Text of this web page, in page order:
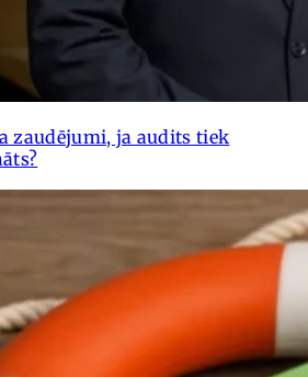
zaudējumi, ja audits tiek